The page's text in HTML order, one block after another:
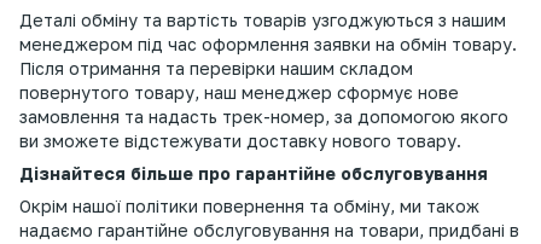
Деталі обміну та вартість товарів узгоджуються з нашим
менеджером під час оформлення заявки на обмін товару.
Після отримання та перевірки нашим складом
повернутого товару, наш менеджер сформує нове
замовлення та надасть трек-номер, за допомогою якого
ви зможете відстежувати доставку нового товару.
Дізнайтеся більше про гарантійне обслуговування
Окрім нашої політики повернення та обміну, ми також
надаємо гарантійне обслуговування на товари, придбані в